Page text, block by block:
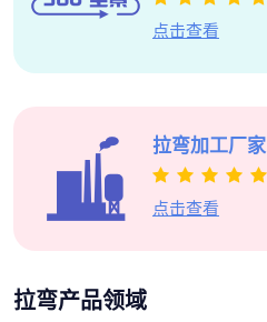
点击查看
拉弯加工厂家
点击查看
拉弯产品领域